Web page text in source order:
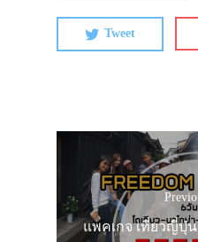
Tweet
แพคเกจ เที่ยวญี่ปุ่น